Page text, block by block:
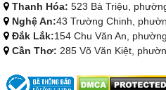
Thanh Hóa: 523 Bà Triệu,
Nghệ An:43 Trường Chinh,
Đắk Lắk:154 Chu Văn An,
Cần Thơ: 285 Võ Văn Kiệt,